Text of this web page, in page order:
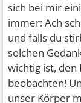
sich bei mir
immer: Ach
und falls du
solchen
wichtig ist, den
beobachten!
unser Körper